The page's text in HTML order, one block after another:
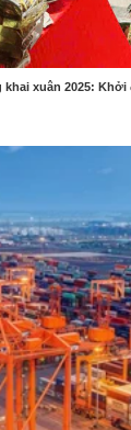
xuân 2025: Khởi